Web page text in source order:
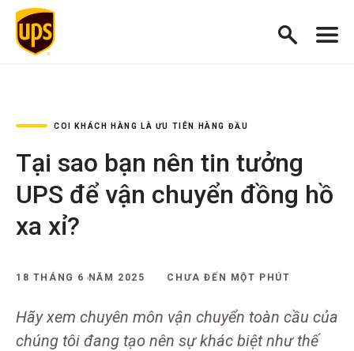
COI KHÁCH HÀNG LÀ ƯU TIÊN HÀNG ĐẦU
Tại sao bạn nên tin tưởng
UPS để vận chuyển đồng hồ
xa xỉ?
18 THÁNG 6 NĂM 2025 CHƯA ĐẾN MỘT PHÚT
Hãy xem chuyên môn vận chuyển toàn cầu của
chúng tôi đang tạo nên sự khác biệt như thế